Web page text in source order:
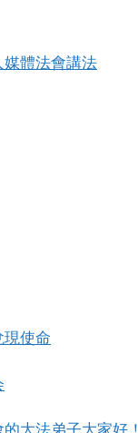
體法會講法
現使命
大法弟子大家好！